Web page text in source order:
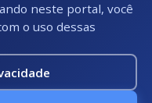
©: 2026
neste portal, você
o uso dessas